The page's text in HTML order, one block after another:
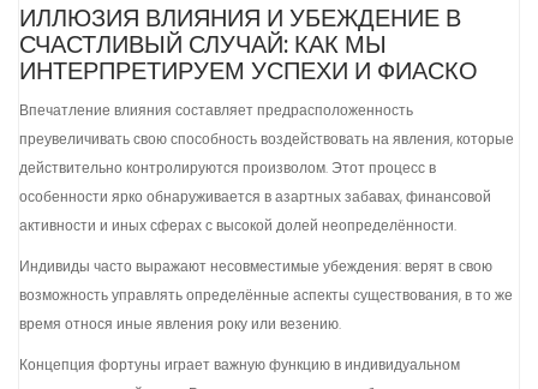
ИЛЛЮЗИЯ ВЛИЯНИЯ И УБЕЖДЕНИЕ В
СЧАСТЛИВЫЙ СЛУЧАЙ: КАК МЫ
ИНТЕРПРЕТИРУЕМ УСПЕХИ И ФИАСКО
Впечатление влияния составляет предрасположенность
преувеличивать свою способность воздействовать на явления, которые
действительно контролируются произволом. Этот процесс в
особенности ярко обнаруживается в азартных забавах, финансовой
активности и иных сферах с высокой долей неопределённости.
Индивиды часто выражают несовместимые убеждения: верят в свою
возможность управлять определённые аспекты существования, в то же
время относя иные явления року или везению.
Концепция фортуны играет важную функцию в индивидуальном